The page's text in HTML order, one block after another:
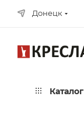
Донецк
Каталог